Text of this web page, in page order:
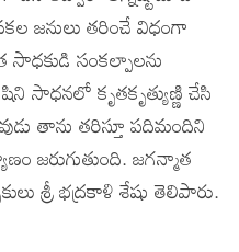
జనులు తరించే విధంగా
సాధకుడి సంకల్పాలను
సాధనలో కృతకృత్యుణ్ణి చేసి
తాను తరిస్తూ పదిమందిని
జరుగుతుంది. జగన్మాత
శ్రీ భద్రకాళి శేషు తెలిపారు.